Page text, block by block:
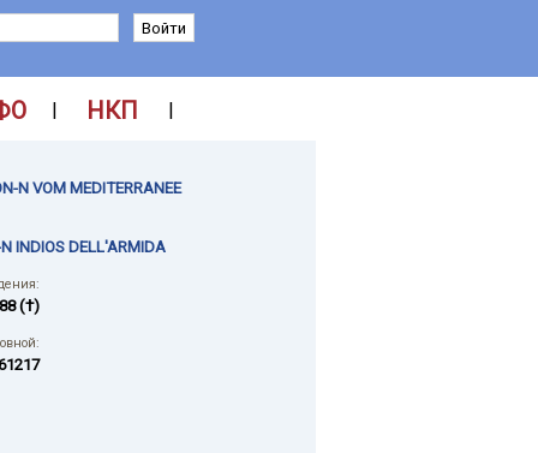
| НКП |
N VOM MEDITERRANEE
INDIOS DELL'ARMIDA
(†)